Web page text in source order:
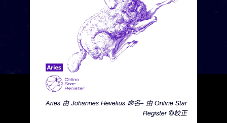
Aries 由 Johannes Hevelius 命名– 由 Online Star
Register ©校正